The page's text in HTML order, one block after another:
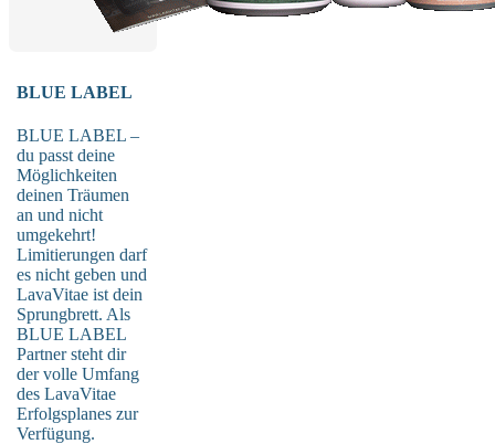
BLUE LABEL
BLUE LABEL –
du passt deine
Möglichkeiten
deinen Träumen
an und nicht
umgekehrt!
Limitierungen darf
es nicht geben und
LavaVitae ist dein
Sprungbrett. Als
BLUE LABEL
Partner steht dir
der volle Umfang
des LavaVitae
Erfolgsplanes zur
Verfügung.